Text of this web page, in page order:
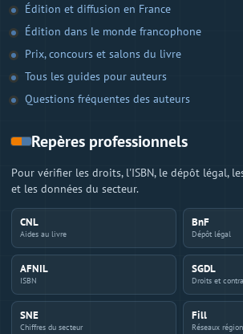
Édition et diffusion en France
Édition dans le monde francophone
Prix, concours et salons du livre
Tous les guides pour auteurs
Questions fréquentes des auteurs
Repères professionnels
Pour vérifier les droits, l'ISBN, le dépôt légal,
et les données du secteur.
CNL
Aides au livre
BnF
Dépôt légal
AFNIL
ISBN
SGDL
Droits et
SNE
Chiffres du secteur
Fill
Réseaux